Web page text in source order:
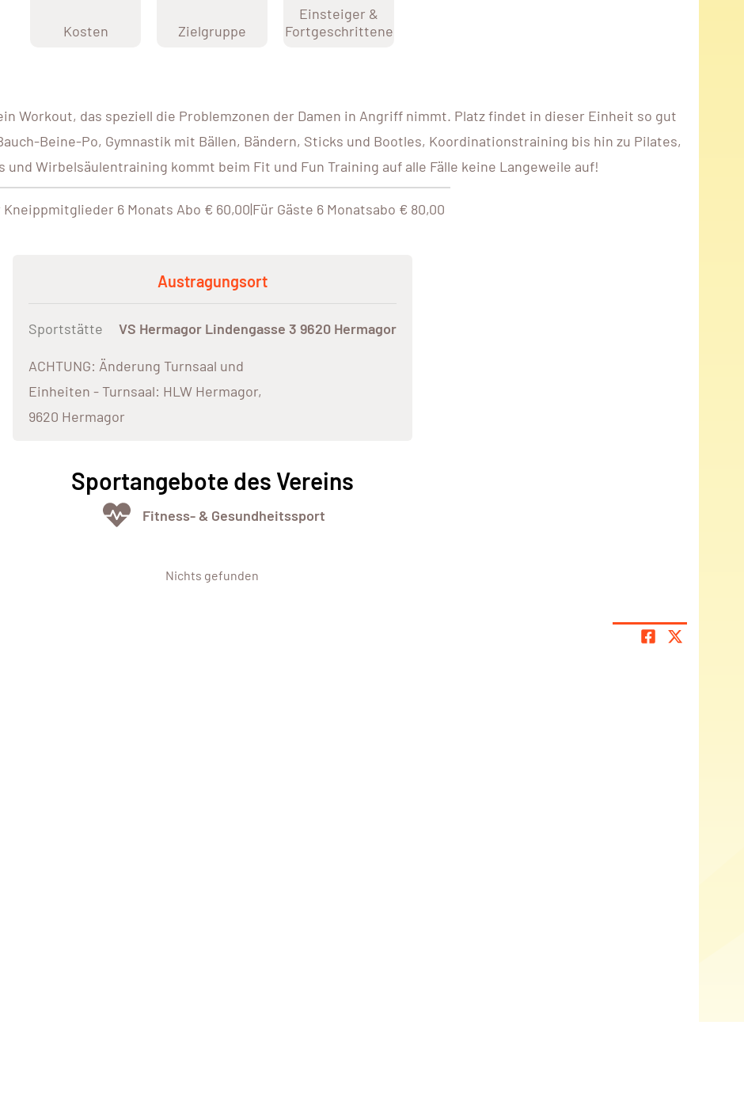
Kosten Zielgruppe
Einsteiger &
Fortgeschrittene
Workout, das speziell die Problemzonen der Damen in Angriff nimmt. Platz findet in dieser Einheit so gut
Beine-Po, Gymnastik mit Bällen, Bändern, Sticks und Bootles, Koordinationstraining bis hin zu Pilates,
und Wirbelsäulentraining kommt beim Fit und Fun Training auf alle Fälle keine Langeweile auf!
Kneippmitglieder 6 Monats Abo € 60,00|Für Gäste 6 Monatsabo € 80,00
Austragungsort
Sportstätte VS Hermagor Lindengasse 3 9620 Hermagor
ACHTUNG: Änderung Turnsaal und
Einheiten - Turnsaal: HLW Hermagor,
9620 Hermagor
Sportangebote des Vereins
Fitness- & Gesundheitssport
Nichts gefunden